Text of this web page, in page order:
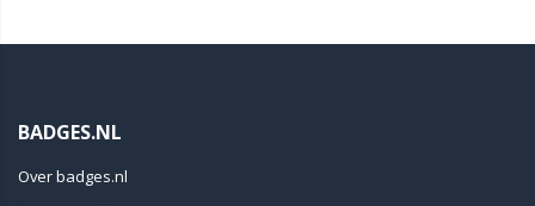
BADGES.NL
Over badges.nl